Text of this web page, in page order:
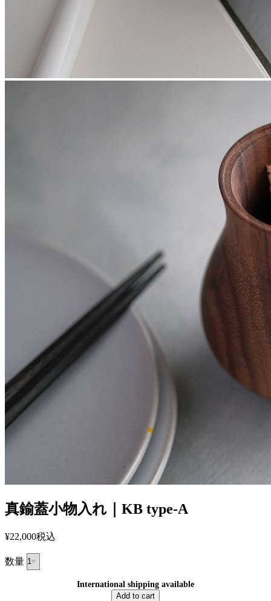
真鍮蓋小物入れ｜KB type-A
¥22,000税込
数量
International shipping available
Add to cart